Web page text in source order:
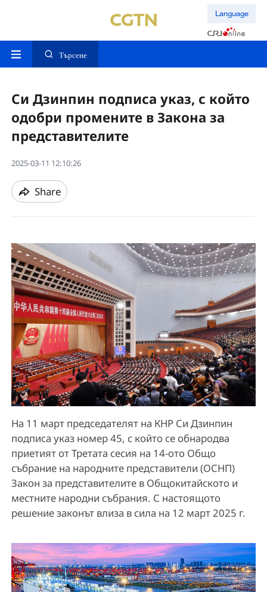
Language
Търсене
Си Дзинпин подписа указ, с който
одобри промените в Закона за
представителите
2025-03-11 12:10:26
Share
На 11 март председателят на КНР Си Дзинпин
подписа указ номер 45, с който се обнародва
приетият от Третата сесия на 14-ото Общо
събрание на народните представители (ОСНП)
Закон за представителите в Общокитайското и
местните народни събрания. С настоящото
решение законът влиза в сила на 12 март 2025 г.